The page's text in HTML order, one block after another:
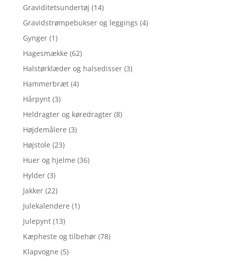
Graviditetsundertøj (14)
Gravidstrømpebukser og leggings (4)
Gynger (1)
Hagesmække (62)
Halstørklæder og halsedisser (3)
Hammerbræt (4)
Hårpynt (3)
Heldragter og køredragter (8)
Højdemålere (3)
Højstole (23)
Huer og hjelme (36)
Hylder (3)
Jakker (22)
Julekalendere (1)
Julepynt (13)
Kæpheste og tilbehør (78)
Klapvogne (5)